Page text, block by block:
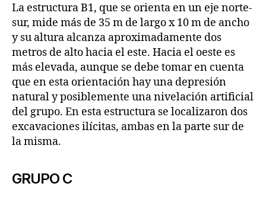
La estructura B1, que se orienta en un eje norte-
sur, mide más de 35 m de largo x 10 m de ancho
y su altura alcanza aproximadamente dos
metros de alto hacia el este. Hacia el oeste es
más elevada, aunque se debe tomar en cuenta
que en esta orientación hay una depresión
natural y posiblemente una nivelación artificial
del grupo. En esta estructura se localizaron dos
excavaciones ilícitas, ambas en la parte sur de
la misma.
GRUPO C